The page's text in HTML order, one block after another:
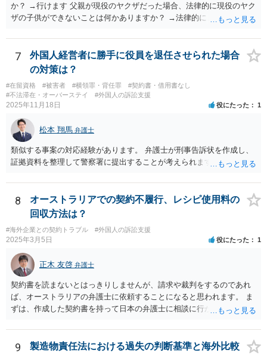
か？ →行けます 父親が現役のヤクザだった場合、法律的に現役のヤク
ザの子供ができないことは何かありますか？ →法律的に、ということ
7
外国人経営者に勝手に役員を退任させられた場合
の対策は？
#在留資格 #被害者 #横領罪・背任罪
#契約書・借用書なし
#不法滞在・オーバーステイ
#外国人の訴訟支援
2025年11月18日 役にたった 1
松本 翔馬 弁護士
類似する事案の対応経験があります。 弁護士が刑事告訴状を作成し、
証拠資料を整理して警察署に提出することが考えられます。
8
オーストラリアでの契約不履行、レシピ使用料の
回収方法は？
#海外企業との契約トラブル #外国人の訴訟支援
2025年3月5日 役にたった 1
正木 友啓 弁護士
契約書を読まないとはっきりしませんが、請求や裁判をするのであれ
ば、オーストラリアの弁護士に依頼することになると思われます。 ま
ずは、作成した契約書を持って日本の弁護士に相談に行かれて、契約
9 製造物責任法における過失の判断基準と海外比較